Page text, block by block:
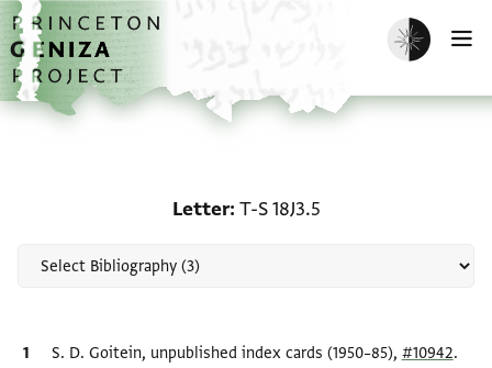
Skip to main content
home
Enable dark
Letter T-S 18J3.5
Bibliographic citation
S. D. Goitein, unpublished index cards (1950–85), #10942.